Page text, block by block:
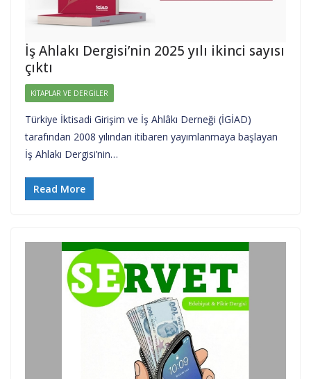
İş Ahlakı Dergisi’nin 2025 yılı ikinci sayısı
çıktı
KITAPLAR VE DERGILER
Türkiye İktisadi Girişim ve İş Ahlâkı Derneği (İGİAD)
tarafından 2008 yılından itibaren yayımlanmaya başlayan
İş Ahlakı Dergisi’nin…
Read More